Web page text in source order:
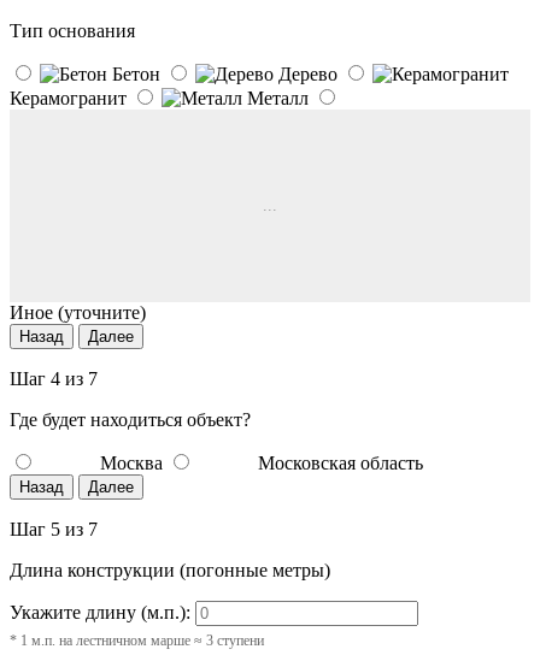
Тип основания
Бетон
Дерево
Керамогранит
Металл
Иное (уточните)
Назад Далее
Шаг 4 из 7
Где будет находиться объект?
Москва Московская область
Назад Далее
Шаг 5 из 7
Длина конструкции (погонные метры)
Укажите длину (м.п.):
* 1 м.п. на лестничном марше ≈ 3 ступени